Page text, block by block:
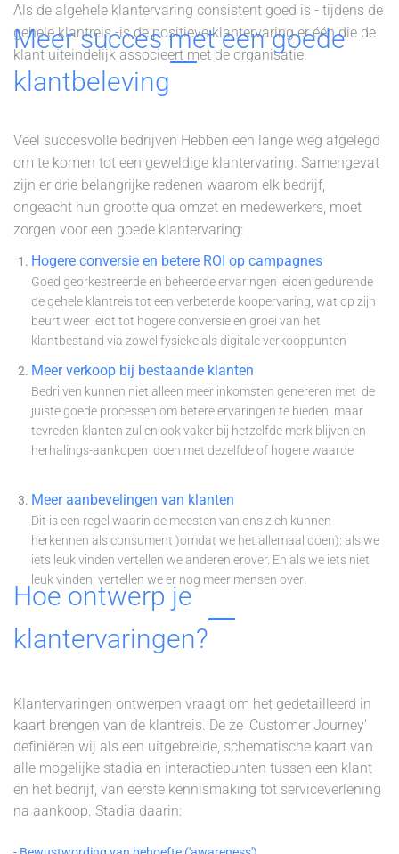
Als de algehele klantervaring consistent goed is - tijdens de
gehele klantreis -is de positieve klantervaring er één die de
klant uiteindelijk associeert met de organisatie.
Meer succes met een goede
klantbeleving
Veel succesvolle bedrijven Hebben een lange weg afgelegd
om te komen tot een geweldige klantervaring. Samengevat
zijn er drie belangrijke redenen waarom elk bedrijf,
ongeacht hun grootte qua omzet en medewerkers, moet
zorgen voor een goede klantervaring:
Hogere conversie en betere ROI op campagnes
Goed georkestreerde en beheerde ervaringen leiden gedurende
de gehele klantreis tot een verbeterde koopervaring, wat op zijn
beurt weer leidt tot hogere conversie en groei van het
klantbestand via zowel fysieke als digitale verkooppunten
Meer verkoop bij bestaande klanten
Bedrijven kunnen niet alleen meer inkomsten genereren met de
juiste goede processen om betere ervaringen te bieden, maar
tevreden klanten zullen ook vaker bij hetzelfde merk blijven en
herhalings-aankopen doen met dezelfde of hogere waarde
Meer aanbevelingen van klanten
Dit is een regel waarin de meesten van ons zich kunnen
herkennen als consument )omdat we het allemaal doen): als we
iets leuk vinden vertellen we anderen erover. En als we iets niet
leuk vinden, vertellen we er nog meer mensen over.
Hoe ontwerp je
klantervaringen?
Klantervaringen ontwerpen vraagt om het gedetailleerd in
kaart brengen van de klantreis. De ze 'Customer Journey'
definiëren wij als een uitgebreide, schematische kaart van
alle mogelijke stadia en interactiepunten tussen een klant
en het bedrijf, van eerste kennismaking tot serviceverlening
na aankoop. Stadia daarin: